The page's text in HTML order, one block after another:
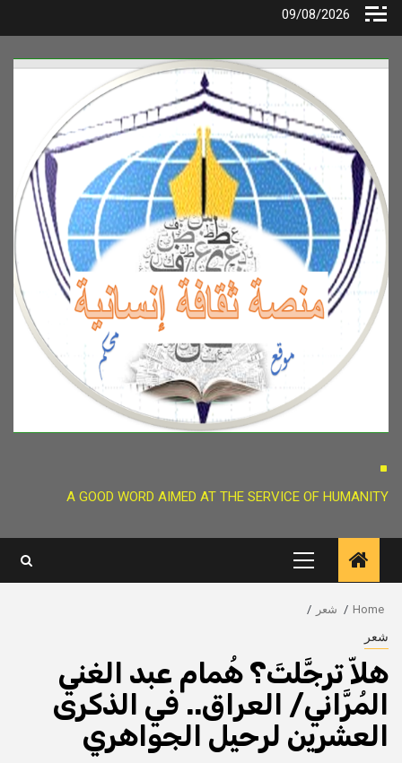
Skip
09/08/2026
.
A GOOD WORD AIMED AT THE SERVICE OF HUMANITY
Primary
Menu
Home شعر
شعر
هلاّ ترجَّلتَ؟ هُمام عبد الغني
المُرَّاني/ العراق.. في الذكرى
العشرين لرحيل الجواهري